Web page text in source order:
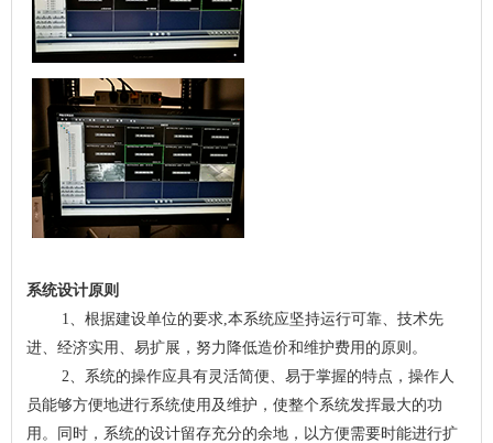
系统设计原则
1、根据建设单位的要求,本系统应坚持运行可靠、技术先
进、经济实用、易扩展，努力降低造价和维护费用的原则。
2、系统的操作应具有灵活简便、易于掌握的特点，操作人
员能够方便地进行系统使用及维护，使整个系统发挥最大的功
用。同时，系统的设计留存充分的余地，以方便需要时能进行扩